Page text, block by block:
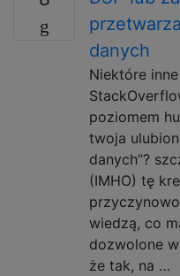
danych
Niektóre
poziomem
twoja
danych”?
(IMHO) tę
wiedzą, co
dozwolone
że tak, na …